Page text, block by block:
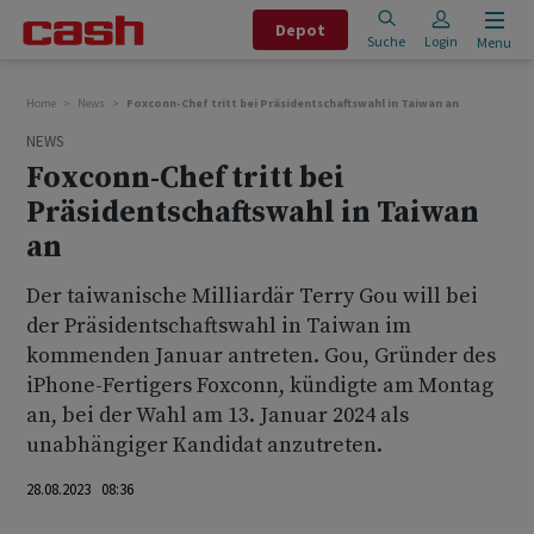
Depot
Suche Login Menu
Home News Foxconn-Chef tritt bei Präsidentschaftswahl in Taiwan an
NEWS
Foxconn-Chef tritt bei
Präsidentschaftswahl in Taiwan
an
Der taiwanische Milliardär Terry Gou will bei
der Präsidentschaftswahl in Taiwan im
kommenden Januar antreten. Gou, Gründer des
iPhone-Fertigers Foxconn, kündigte am Montag
an, bei der Wahl am 13. Januar 2024 als
unabhängiger Kandidat anzutreten.
28.08.2023 08:36